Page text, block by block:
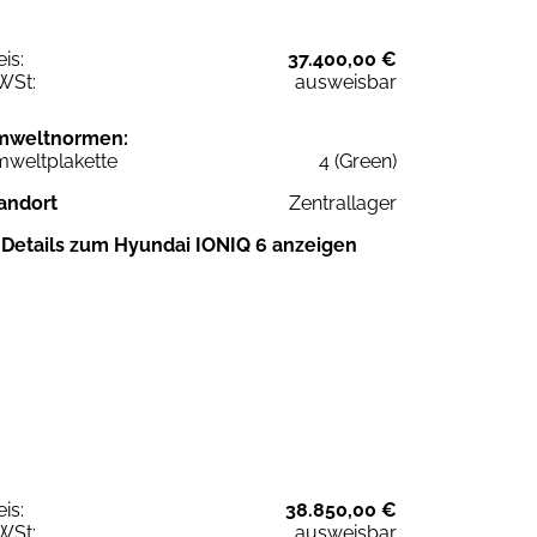
37.400,00 €
ausweisbar
4 (Green)
Zentrallager
zum Hyundai IONIQ 6 anzeigen
38.850,00 €